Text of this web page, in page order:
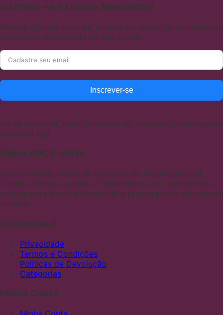
Inscreva-se na nossa Newsletter!
Receba ofertas incríveis, cupons de desconto exclusivos e
novidades diretamente no seu e-mail.
Inscrever-se
Ao se inscrever, você concorda em receber comunicações
de nossa loja.
Sobre ABC Fraldas
Somos distribuidores de produtos de higiene pessoal,
fraldas infantis e adultas. Trabalhamos com as melhores
marcas para garantir qualidade e preços justos aos nossos
clientes
Institucional
Privacidade
Termos e Condições
Políticas de Devolução
Categorias
Minha Conta